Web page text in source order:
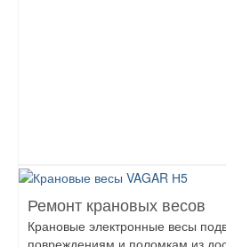
Ремонт крановых весов
Крановые электронные весы
повреждениям и поломкам из